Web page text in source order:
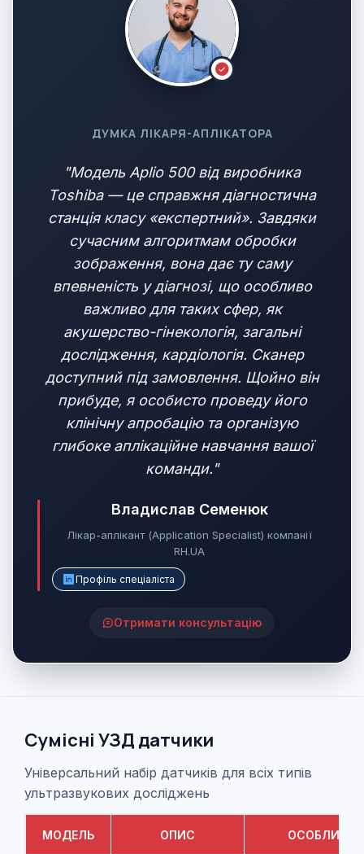
ДУМКА ЛІКАРЯ-АПЛІКАТОРА
"Модель Aplio 500 від виробника
Toshiba — це справжня діагностична
станція класу «експертний». Завдяки
сучасним алгоритмам обробки
зображення, вона дає ту саму
впевненість у діагнозі, що особливо
важливо для таких сфер, як
акушерство-гінекологія, загальні
дослідження, кардіологія. Сканер
доступний під замовлення. Щойно він
прибуде, я особисто проведу його
клінічну апробацію та організую
глибоке аплікаційне навчання вашої
команди."
Владислав Семенюк
Лікар-аплікант (Application Specialist) компанії
RH.UA
Профіль спеціаліста
Отримати консультацію
Сумісні УЗД датчики
Універсальний набір датчиків для всіх типів
ультразвукових досліджень
МОДЕЛЬ ОПИС